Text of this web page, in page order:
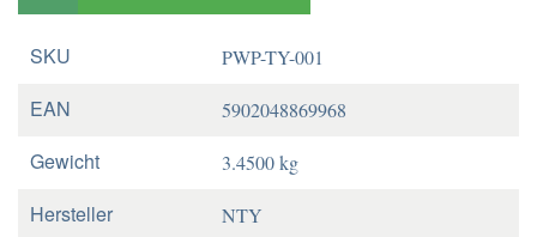
SKU PWP-TY-001
EAN 5902048869968
Gewicht 3.4500 kg
Hersteller NTY